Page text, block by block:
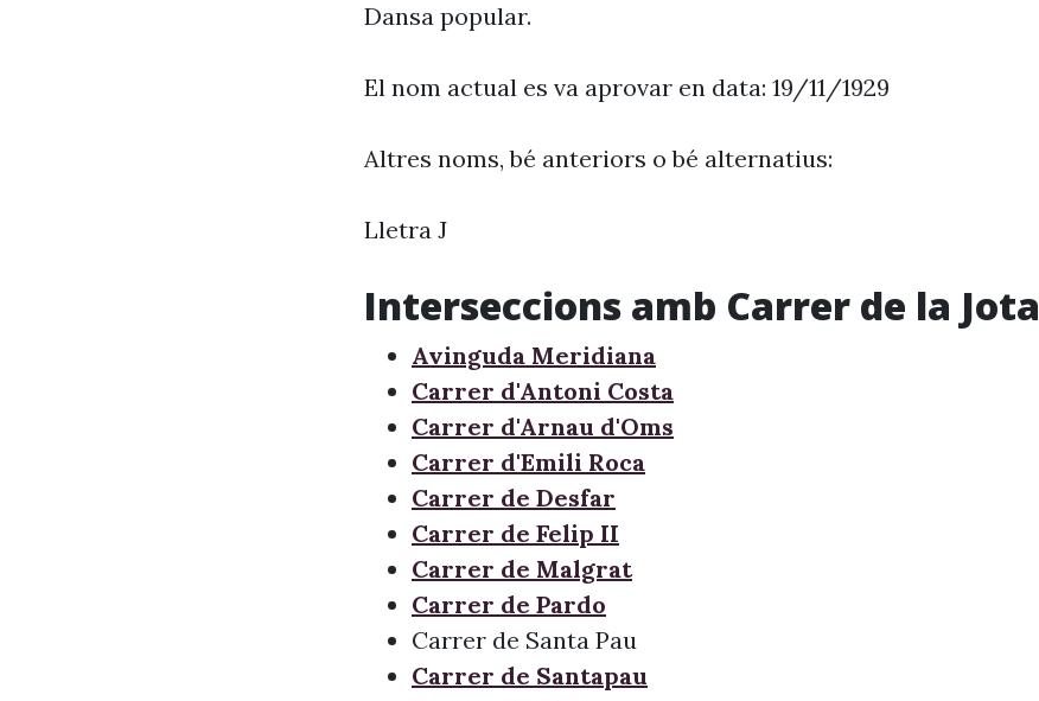
Dansa popular.
El nom actual es va aprovar en data: 19/11/1929
Altres noms, bé anteriors o bé alternatius:
Lletra J
Interseccions amb Carrer de la Jota
Avinguda Meridiana
Carrer d'Antoni Costa
Carrer d'Arnau d'Oms
Carrer d'Emili Roca
Carrer de Desfar
Carrer de Felip II
Carrer de Malgrat
Carrer de Pardo
Carrer de Santa Pau
Carrer de Santapau